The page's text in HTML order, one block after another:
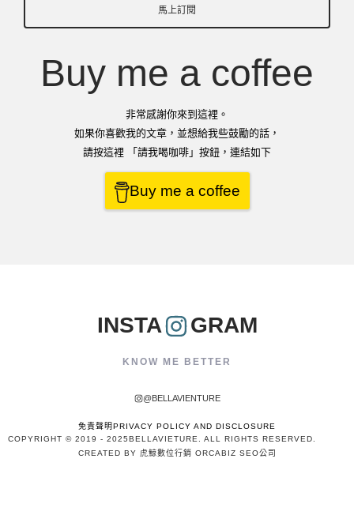
馬上訂閱
Buy me a coffee
非常感謝你來到這裡。
如果你喜歡我的文章，並想給我些鼓勵的話，
請按這裡 「請我喝咖啡」按鈕，連結如下
Buy me a coffee
INSTA GRAM
KNOW ME BETTER
@BELLAVIENTURE
免責聲明PRIVACY POLICY AND DISCLOSURE
COPYRIGHT © 2019 - 2025BELLAVIETURE. ALL RIGHTS RESERVED.
CREATED BY 虎鯨數位行銷 ORCABIZ SEO公司